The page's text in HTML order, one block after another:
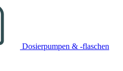
Dosierpumpen & -flaschen